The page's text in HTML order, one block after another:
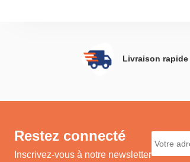
Livraison rapide
Restez connecté
Inscrivez-vous à notre newsletter